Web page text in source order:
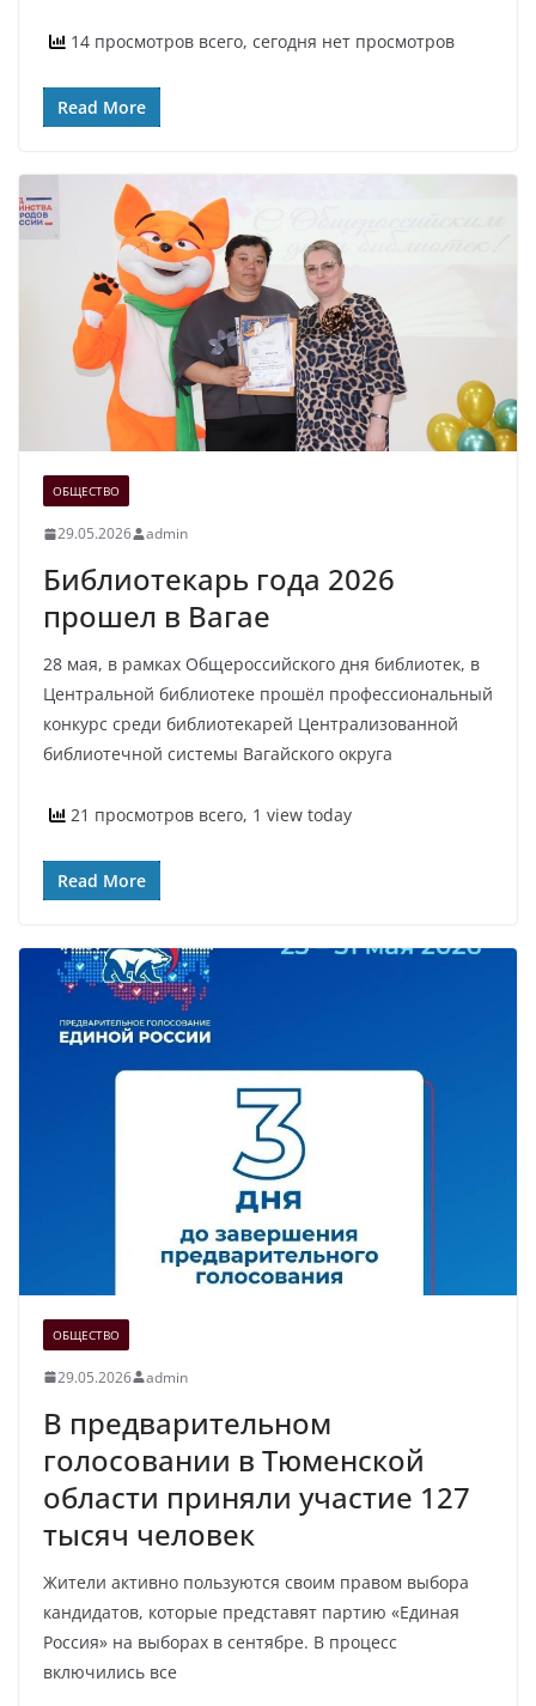
14 просмотров всего, сегодня нет просмотров
Read More
ОБЩЕСТВО
29.05.2026 admin
Библиотекарь года 2026
прошел в Вагае
28 мая, в рамках Общероссийского дня библиотек, в
Центральной библиотеке прошёл профессиональный
конкурс среди библиотекарей Централизованной
библиотечной системы Вагайского округа
21 просмотров всего, 1 view today
Read More
ОБЩЕСТВО
29.05.2026 admin
В предварительном
голосовании в Тюменской
области приняли участие 127
тысяч человек
Жители активно пользуются своим правом выбора
кандидатов, которые представят партию «Единая
Россия» на выборах в сентябре. В процесс
включились все